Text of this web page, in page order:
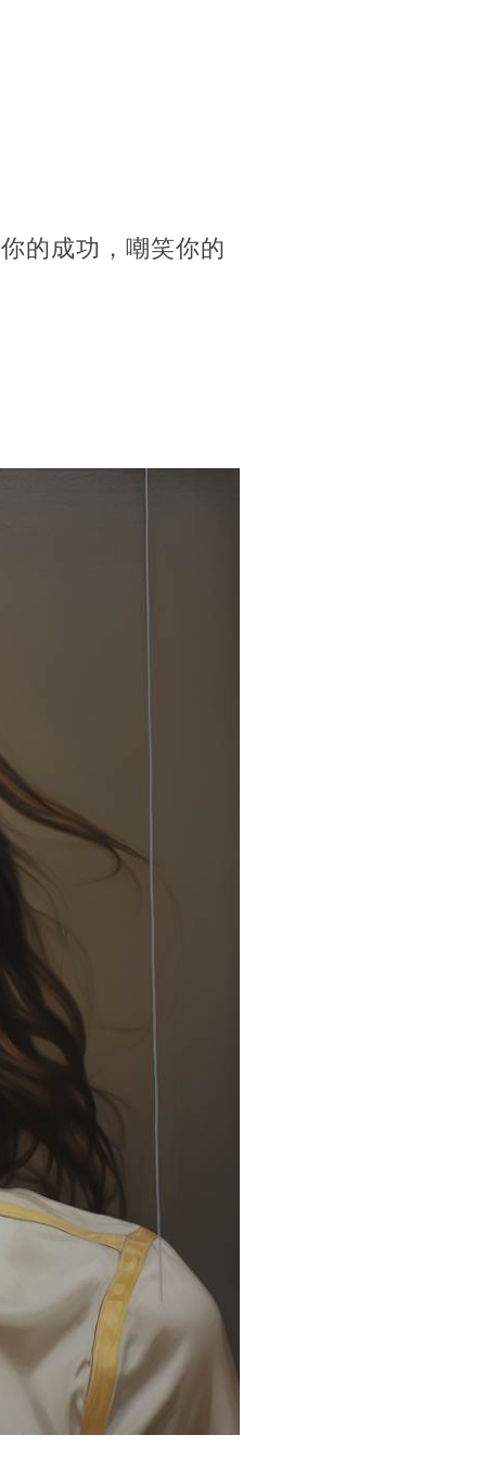
的成功，嘲笑你的